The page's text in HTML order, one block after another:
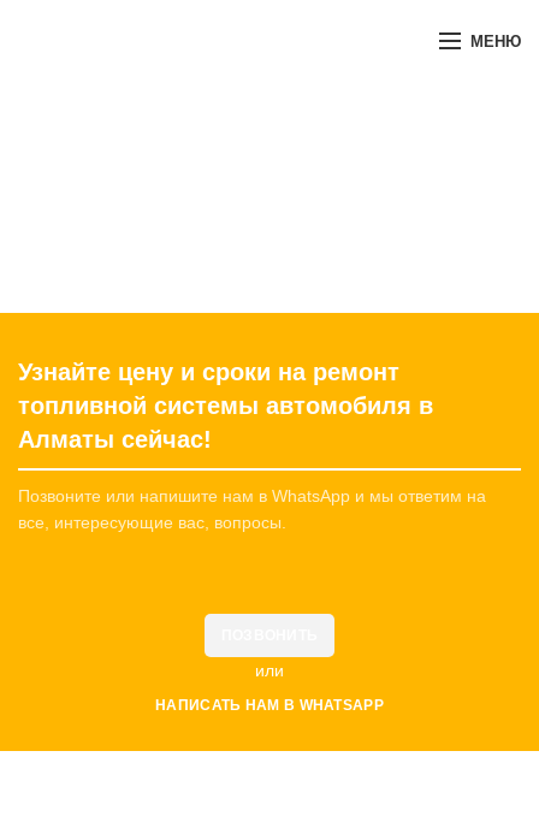
МЕНЮ
Узнайте цену и сроки на ремонт
топливной системы автомобиля в
Алматы сейчас!
Позвоните или напишите нам в WhatsApp и мы ответим на
все, интересующие вас, вопросы.
или
НАПИСАТЬ НАМ В WHATSAPP